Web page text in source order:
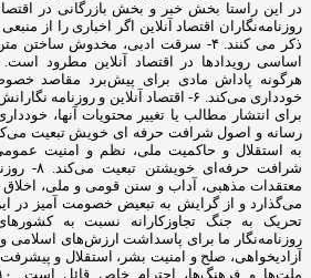
روزنامه‌نگاران اقتصاد آنلاین اگر اخباری را از
ذکر می کنند. ۴- سرقت ادبی، مخدوش
هرگونه پاداش مادی برای پیش‌برد مقاصد
خودداری می‌کند. ۶- اقتصاد آنلاین و
برای انتشار مطالب یا تغییر محتویات آنها،
به استقلال و حاکمیت ملی، نظم و امنیت
شرافت
معتقدات مذهبی، آداب و سنن قومی و ملی،
می‌گذارد و از گرایش به تبعیض خصومت آمیز در
روزنامه‌نگار ما برای پاسداشت ارزش‌های اسلامی
آزادیخواهی، صلح و امنیت بشر، استقلال و